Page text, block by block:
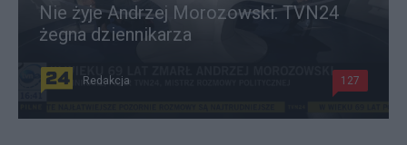
Nie żyje Andrzej Morozowski. TVN24
żegna dziennikarza
Redakcja 127